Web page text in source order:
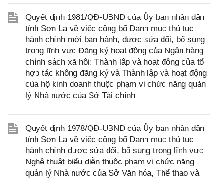
Quyết định 1981/QĐ-UBND của Ủy ban nhân dân
tỉnh Sơn La về việc công bố Danh mục thủ tục
hành chính mới ban hành, được sửa đổi, bổ sung
trong lĩnh vực Đăng ký hoạt động của Ngân hàng
chính sách xã hội; Thành lập và hoạt động của tổ
hợp tác không đăng ký và Thành lập và hoạt động
của hộ kinh doanh thuộc phạm vi chức năng quản
lý Nhà nước của Sở Tài chính
Quyết định 1978/QĐ-UBND của Ủy ban nhân dân
tỉnh Sơn La về việc công bố Danh mục thủ tục
hành chính được sửa đổi, bổ sung trong lĩnh vực
Nghệ thuật biểu diễn thuộc phạm vi chức năng
quản lý Nhà nước của Sở Văn hóa, Thể thao và